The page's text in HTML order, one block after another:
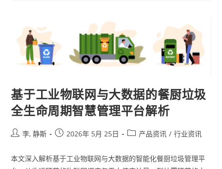
基于工业物联网与大数据的餐厨垃圾
全生命周期智慧管理平台解析
李, 静斯 2026年 5月 25日 产品资讯 / 行业资讯
本文深入解析基于工业物联网与大数据的智能化餐厨垃圾管理平